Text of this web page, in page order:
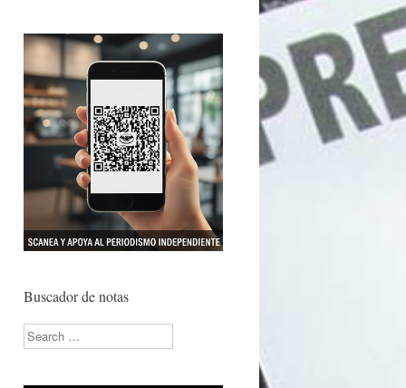
Buscador de notas
Search